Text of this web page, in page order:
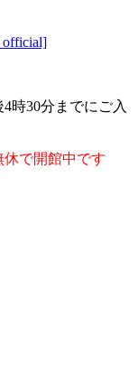
時30分までにご入
で開館中です